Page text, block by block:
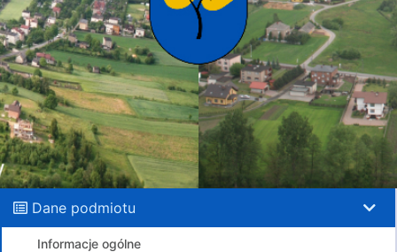
Dane podmiotu
Informacje ogólne